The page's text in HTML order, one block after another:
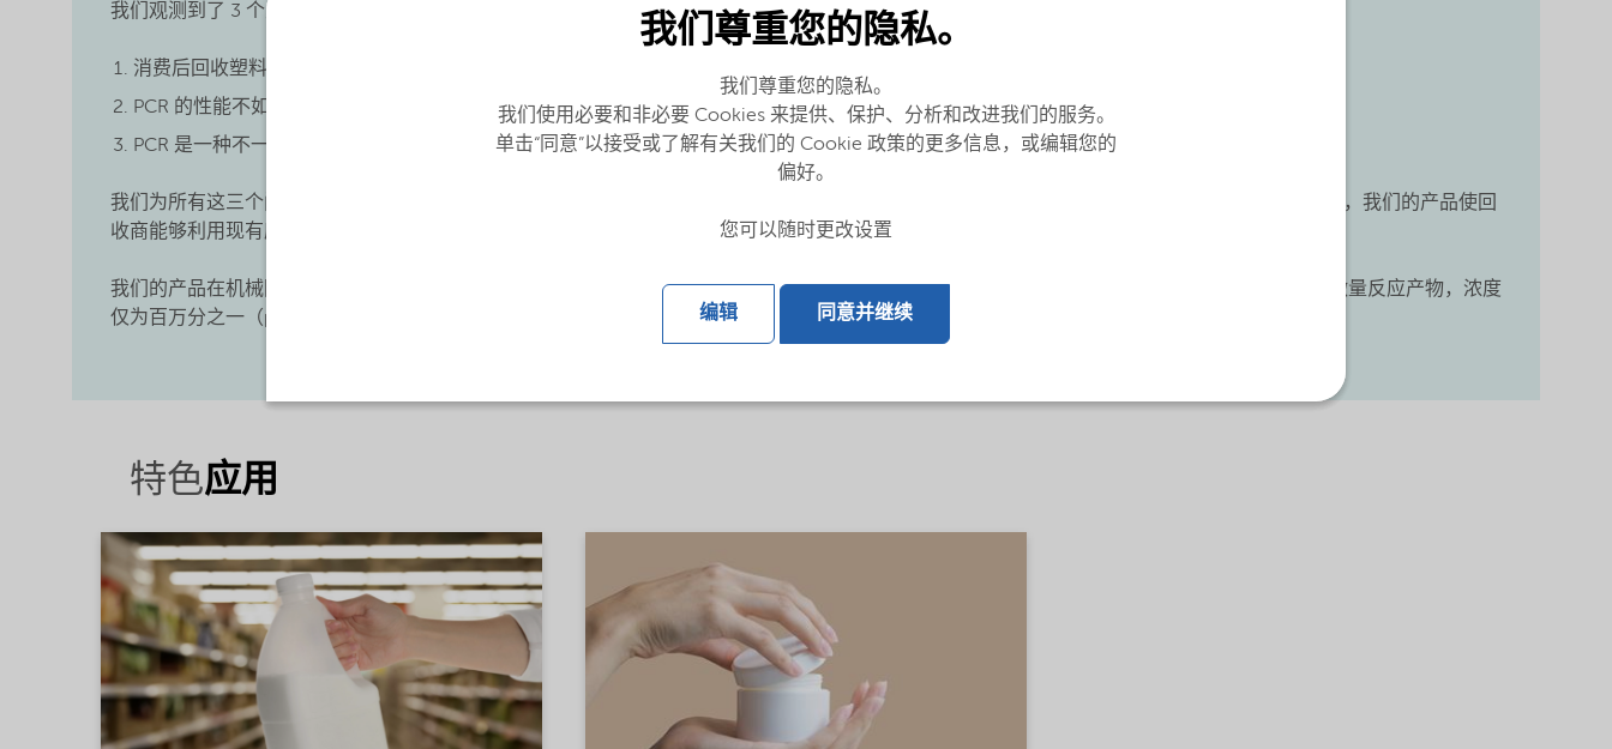
我们观测到了 3 个主要问题：
消费后回收塑料 (PCR) 仅局限于有限的
PCR 的性能不如原始塑料
PCR 是一种不一致的混合物，具有宽
分子量分布 (MWd)
我们为所有这三个问题提供解决方案，不仅为回收行业带来了回收材料的质量和可用性的提高，而且还带来了更高的灵活性和更多的机会。 事实上，我们的产品使回
收商能够利用现有废物流生产多种聚丙烯等级。 此外，它们还为回收商和改性厂商提供了扩大应用范围的可能性。
我们的产品在机械回收过程结束时的挤出造粒步骤中使用。 它们被温度激活，分解产生反应性自由基，对回收物进行改性。 最终回收物中只留下微量反应产物，浓度
仅为百万分之一（ppm 水平），允许 100% 回收成分声明。
特色应用
我们尊重您的隐私。
我们尊重您的隐私。
我们使用必要和非必要 Cookies 来提供、保护、分析和改进我们的服务。
单击“同意”以接受或了解有关我们的 Cookie 政策的更多信息，或编辑您的
偏好。
您可以随时更改设置
编辑 同意并继续